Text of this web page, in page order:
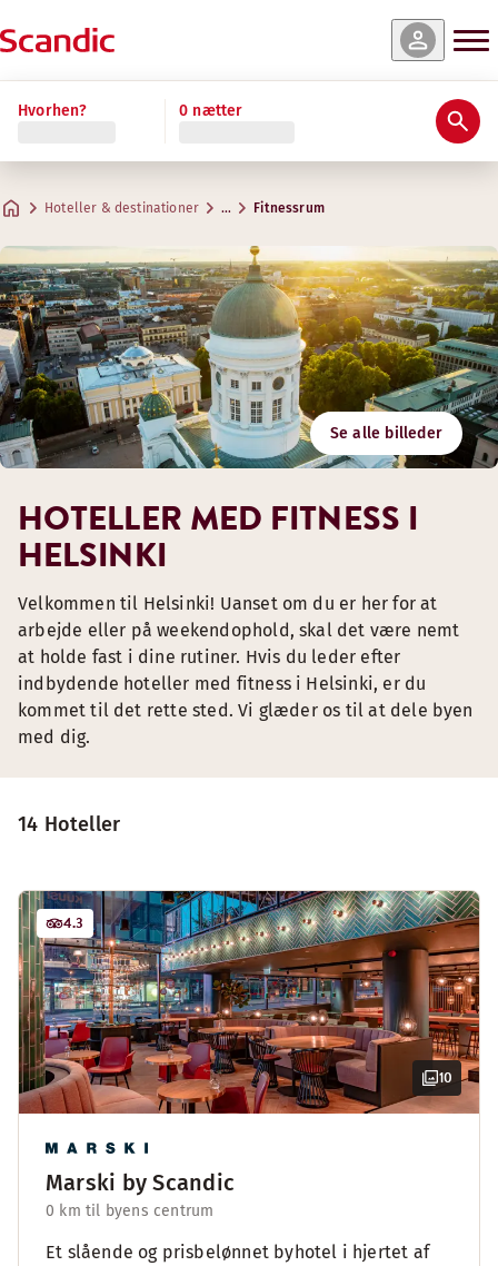
Hvorhen? 0 nætter
Hoteller & destinationer … Fitnessrum
Se alle billeder
14 Hoteller
10
4.3
Marski by Scandic
0 km til byens centrum
Et slående og prisbelønnet byhotel i hjertet af
HOTELLER MED FITNESS I
HELSINKI
Velkommen til Helsinki! Uanset om du er her for at
arbejde eller på weekendophold, skal det være nemt
at holde fast i dine rutiner. Hvis du leder efter
indbydende hoteller med fitness i Helsinki, er du
kommet til det rette sted. Vi glæder os til at dele byen
med dig.